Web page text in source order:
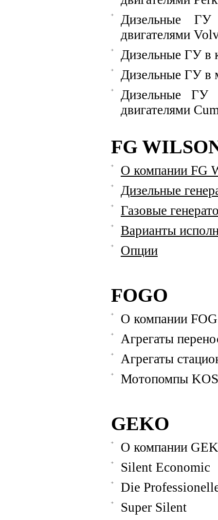
Дизельные ГУ
двигателями
Дизельные ГУ в
Дизельные ГУ в
Дизельные ГУ
двигателями
FG
О компании FG
Дизельные
Газовые
Варианты
Опции
FOGO
О компании
Агрегаты
Агрегаты
Мотопомпы
GEKO
О компании
Silent Economic
Die
Super Silent